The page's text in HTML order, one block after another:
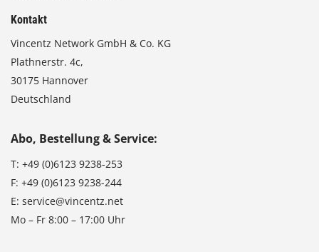
Kontakt
Vincentz Network GmbH & Co. KG
Plathnerstr. 4c,
30175 Hannover
Deutschland
Abo, Bestellung & Service:
T: +49 (0)6123 9238-253
F: +49 (0)6123 9238-244
E: service@vincentz.net
Mo – Fr 8:00 – 17:00 Uhr